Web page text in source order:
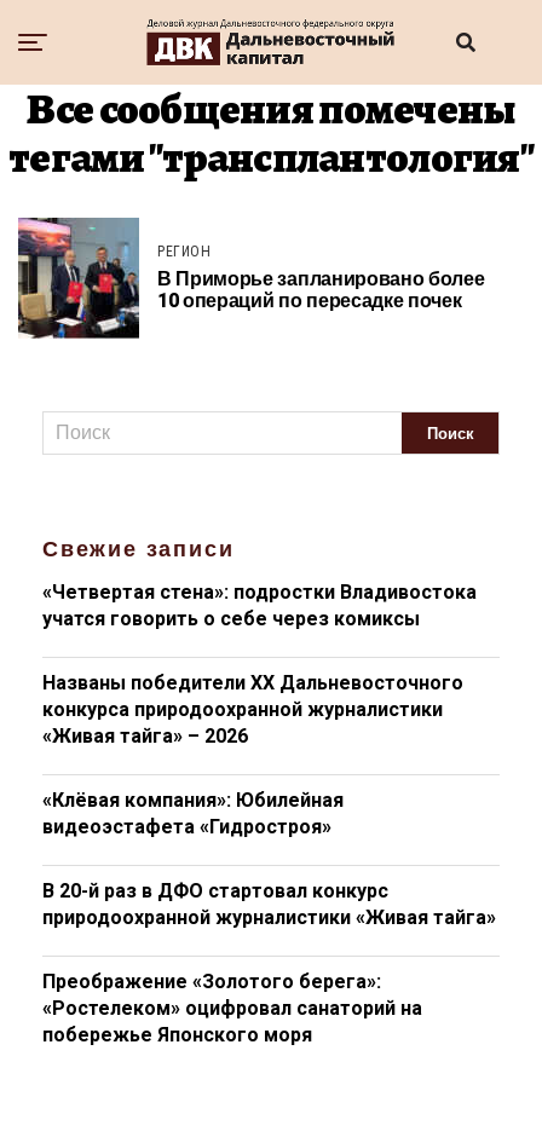
Все сообщения помечены
тегами "трансплантология"
РЕГИОН
В Приморье запланировано более
10 операций по пересадке почек
Свежие записи
«Четвертая стена»: подростки Владивостока
учатся говорить о себе через комиксы
Названы победители XX Дальневосточного
конкурса природоохранной журналистики
«Живая тайга» – 2026
«Клёвая компания»: Юбилейная
видеоэстафета «Гидростроя»
В 20-й раз в ДФО стартовал конкурс
природоохранной журналистики «Живая тайга»
Преображение «Золотого берега»:
«Ростелеком» оцифровал санаторий на
побережье Японского моря